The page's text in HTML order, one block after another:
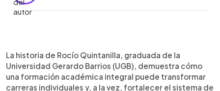
Escuchar artículo
Rocío Quintanilla, graduada de Enfermería en la
Universidad Gerardo Barrios (UGB), representa un
caso de éxito donde la educación superior se
traduce en impacto real. Gracias a una formación
La historia de Rocío Quintanilla, graduada de la
Universidad Gerardo Barrios (UGB), demuestra cómo
una formación académica integral puede transformar
carreras individuales y, a la vez, fortalecer el sistema de